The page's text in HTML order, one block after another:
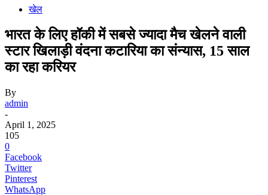
खेल
भारत के ल‍िए हॉकी में सबसे ज्यादा मैच खेलने वाली
स्टार ख‍िलाड़ी वंदना कटारिया का संन्यास, 15 साल
का रहा कर‍ियर
By
admin
-
April 1, 2025
105
0
Facebook
Twitter
Pinterest
WhatsApp